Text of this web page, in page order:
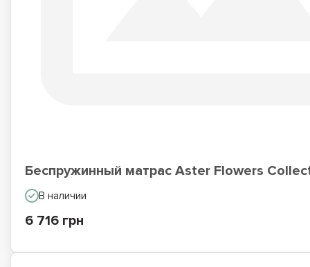
Беспружинный матрас Aster Flowers
В наличии
6 716 грн